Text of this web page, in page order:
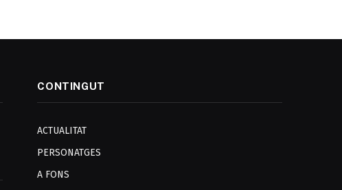
CONTINGUT
ACTUALITAT
PERSONATGES
A FONS